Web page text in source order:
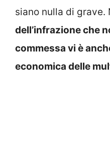
siano nulla di grave.
dell’infrazione che
commessa vi è
economica delle